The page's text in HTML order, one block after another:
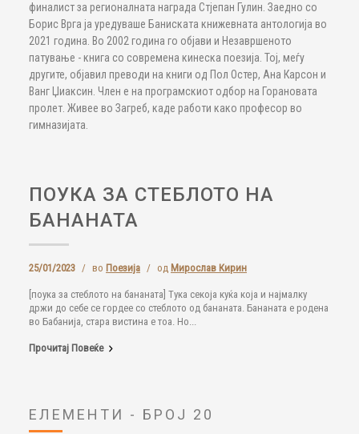
финалист за регионалната награда Стјепан Гулин. Заедно со
Борис Врга ја уредуваше Баниската книжевната антологија во
2021 година. Во 2002 година го објави и Незавршеното
патување - книга со современа кинеска поезија. Тој, меѓу
другите, објавил преводи на книги од Пол Остер, Ана Карсон и
Ванг Џиаксин. Член е на програмскиот одбор на Горановата
пролет. Живее во Загреб, каде работи како професор во
гимназијата.
ПОУКА ЗА СТЕБЛОТО НА
БАНАНАТА
25/01/2023 / во Поезија / од Мирослав Кирин
[поука за стеблото на бананата] Тука секоја куќа која и најмалку
држи до себе се гордее со стеблото од бананата. Бананата е родена
во Бабанија, стара вистина е тоа. Но...
Прочитај Повеќе
ЕЛЕМЕНТИ - БРОЈ 20